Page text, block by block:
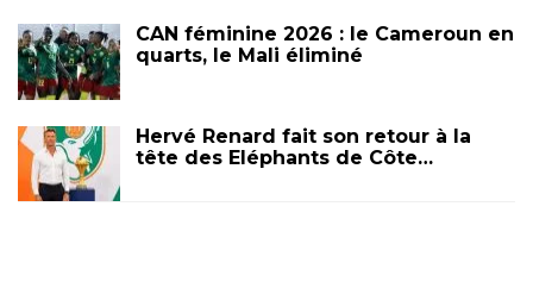
CAN féminine 2026 : le Cameroun en
quarts, le Mali éliminé
Hervé Renard fait son retour à la
tête des Eléphants de Côte…